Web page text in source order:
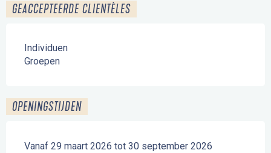
GEACCEPTEERDE CLIENTÈLES
Individuen
Groepen
OPENINGSTIJDEN
Vanaf 29 maart 2026 tot 30 september 2026